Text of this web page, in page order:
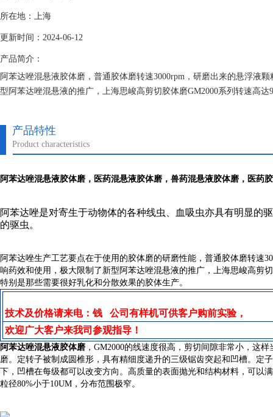
所在地：上海
更新时间：2024-06-12
产品简介：
阿苯达唑混悬液胶体磨，普通胶体磨转速3000rpm，研磨出来的悬浮液
型阿苯达唑混悬液的推广，上海思峻高剪切胶体磨GM2000系列转速高
产品特性
Product characteristics
阿苯达唑混悬液胶体磨 ，医药混悬液胶体磨，兽药混悬液胶体磨，医药
阿苯达唑是对寄生于动物体的各种线虫、血吸虫亦具有明显的
的驱虫。
阿苯达唑生产工艺要点在于使用的胶体磨的研磨性能，普通胶体磨转速
响药效和使用，极大限制了新型阿苯达唑混悬液的推广，上海思峻高剪
特别是那些需要很好乳化和分散效果的胶体生产。
技术及价格请来电：钱 公司有样机可供客户购前实验，
欢迎广大客户来我司参观指导！
阿苯达唑混悬液胶体磨 ，GM2000的线速度很高，剪切间隙非常小，这
磨。定转子被制成圆椎形，具有精细度递升的三级锯齿突起和凹槽。定
下，凹槽在每级都可以改变方向。高质量的表面抛光和结构材料，可以
粒径80%小于10UM，分布范围极窄。